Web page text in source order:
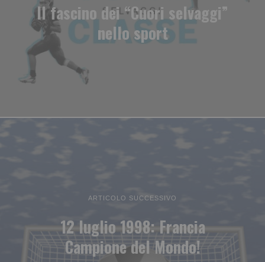
Il fascino dei “Cuori selvaggi”
nello sport
ARTICOLO SUCCESSIVO
12 luglio 1998: Francia
Campione del Mondo!